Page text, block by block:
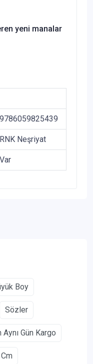
yeni manalar
9786059825439
RNK Neşriyat
Var
Boy
Sözler
Gün Kargo